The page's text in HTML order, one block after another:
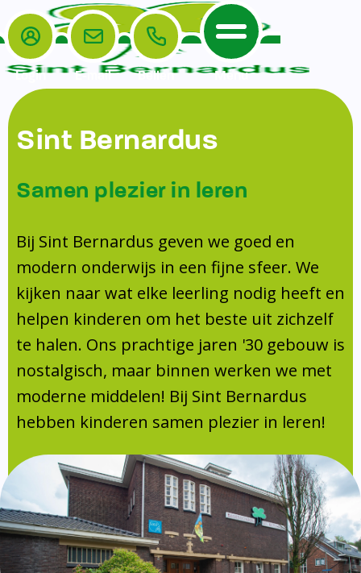
Home
De School
Veiligheidsplan
Onderwijs
Leerlingenraad
Leerlingenzorg
Doorstroomtoets
Jeugdprofessional op school
Centrum Jeugd en Gezin
Schoollogopedie
schoolondersteuningsprofiel
Schooltijden
Absentie
Vakanties
Aanmelden
Schoolgids
Gezonde school
Kinderopvang
BSO
Het Team
Ouders
Ouders
TussenSchoolse Opvang (TSO)
Ouderraad (OR)
Medezeggenschapsraad (MR)
Formulieren
Klachtenregeling
Contact
Login E-mail Bellen Menu
Sint Bernardus
Samen plezier in leren
Bij Sint Bernardus geven we goed en
modern onderwijs in een fijne sfeer. We
kijken naar wat elke leerling nodig heeft en
helpen kinderen om het beste uit zichzelf
te halen. Ons prachtige jaren '30 gebouw is
nostalgisch, maar binnen werken we met
moderne middelen! Bij Sint Bernardus
hebben kinderen samen plezier in leren!